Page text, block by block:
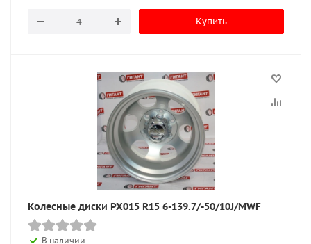
Купить
Колесные диски PX015 R15 6-139.7/-50/10J/MWF
В наличии